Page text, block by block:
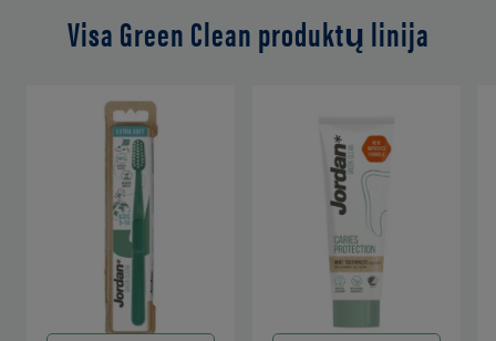
Visa Green Clean produktų linija